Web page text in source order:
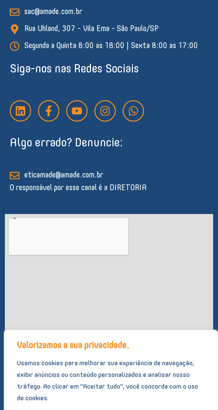
Valorizamos a sua privacidade.
Usamos cookies para melhorar sua experiência de navegação,
exibir anúncios ou conteúdo personalizados e analisar nosso
tráfego. Ao clicar em "Aceitar tudo", você concorda com o uso
de cookies.
sac@amade.com.br
Rua Uhland, 307 - Vila Ema - São Paulo/SP
Segunda a Quinta 8:00 as 18:00 | Sexta 8:00 as 17:00
Siga-nos nas Redes Sociais
L
i
n
e
n
F
a
c
b
k
-
Y
o
u
u
I
n
s
a
m
W
h
a
Algo errado? Denuncie:
eticamade@amade.com.br
O responsável por esse canal é a DIRETORIA